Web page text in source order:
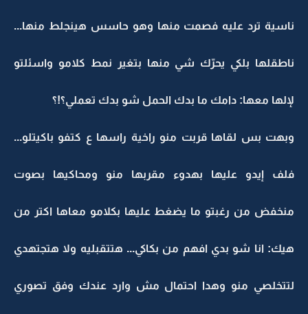
ناسية ترد عليه فصمت منها وهو حاسس هينجلط منها...
ناطقلها بلكي يحرّك شي منها بتغير نمط كلامو واسئلتو
لإلها معها: دامك ما بدك الحمل شو بدك تعملي؟!؟
وبهت بس لقاها قربت منو راخية راسها ع كتفو باكيتلو...
فلف إيدو عليها بهدوء مقربها منو ومحاكيها بصوت
منخفض من رغبتو ما يضغط عليها بكلامو معاها اكتر من
هيك: انا شو بدي افهم من بكاكي... هتتقبليه ولا هتجتهدي
لتتخلصي منو وهدا احتمال مش وارد عندك وفق تصوري